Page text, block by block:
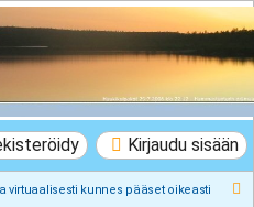
Kirjaudu sisään
virtuaalisesti kunnes pääset oikeasti